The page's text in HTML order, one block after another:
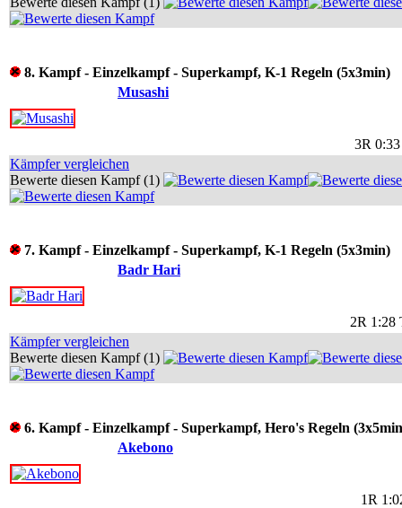
8. Kampf - Einzelkampf - Superkampf, K-1 Regeln (5x3min)
Musashi
3R
Kämpfer vergleichen
Bewerte diesen Kampf (1)
7. Kampf - Einzelkampf - Superkampf, K-1 Regeln (5x3min)
Badr Hari
2R 1:28
Kämpfer vergleichen
Bewerte diesen Kampf (1)
6. Kampf - Einzelkampf - Superkampf, Hero's Regeln
Akebono
1R